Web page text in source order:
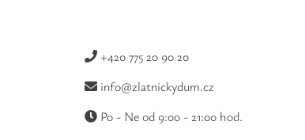
+420 775 20 90 20
info@zlatnickydum.cz
Po - Ne od 9:00 - 21:00 hod.